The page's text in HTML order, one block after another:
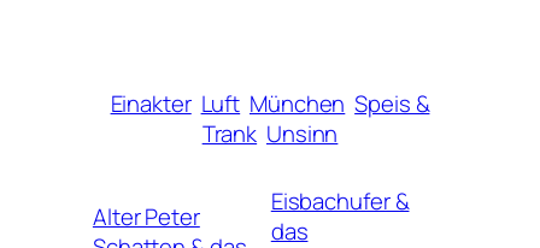
Einakter Luft München Speis &
Trank Unsinn
Alter Peter
Eisbachufer &
das